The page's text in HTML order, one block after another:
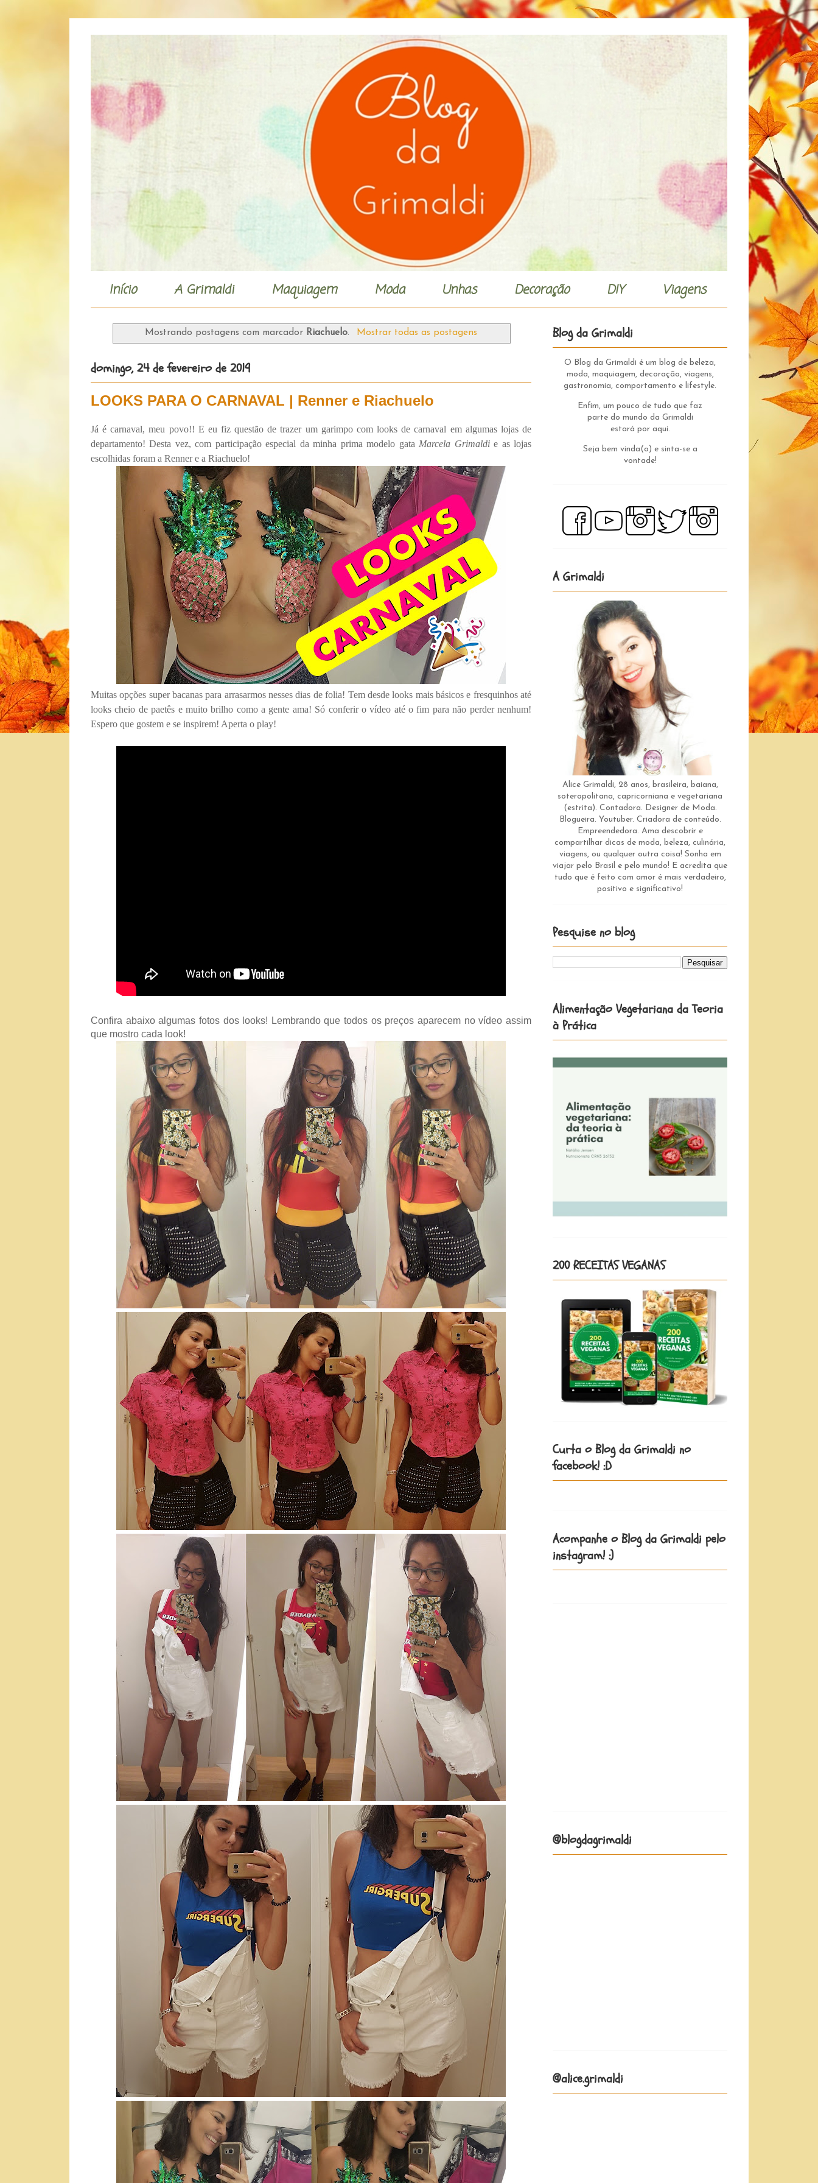
Início A Grimaldi Maquiagem Moda Unhas Decoração DIY Viagens
Mostrando postagens com marcador Riachuelo. Mostrar todas as postagens
domingo, 24 de fevereiro de 2019
LOOKS PARA O CARNAVAL | Renner e Riachuelo
Já é carnaval, meu povo!! E eu fiz questão de trazer um garimpo com looks de carnaval em algumas lojas de
departamento! Desta vez, com participação especial da minha prima modelo gata Marcela Grimaldie as lojas
escolhidas foram a Renner e a Riachuelo!
Muitas opções super bacanas para arrasarmos nesses dias de folia! Tem desde looks mais básicos e fresquinhos até
looks cheio de paetês e muito brilho como a gente ama! Só conferir o vídeo até o fim para não perder nenhum!
Espero que gostem e se inspirem! Aperta o play!
Confira abaixo algumas fotos dos looks! Lembrando que todos os preços aparecem no vídeo assim
que mostro cada look!
Blog da Grimaldi
O Blog da Grimaldi é um blog de beleza,
moda, maquiagem, decoração, viagens,
gastronomia, comportamento e lifestyle.
Enfim, um pouco de tudo que faz
parte do mundo da Grimaldi
estará por aqui.
Seja bem vinda(o) e sinta-se a
vontade!
A Grimaldi
Alice Grimaldi, 28 anos, brasileira, baiana,
soteropolitana, capricorniana e vegetariana
(estrita). Contadora. Designer de Moda.
Blogueira. Youtuber. Criadora de conteúdo.
Empreendedora. Ama descobrir e
compartilhar dicas de moda, beleza, culinária,
viagens, ou qualquer outra coisa! Sonha em
viajar pelo Brasil e pelo mundo! E acredita que
tudo que é feito com amor é mais verdadeiro,
positivo e significativo!
Pesquise no blog
Alimentação Vegetariana da Teoria
à Prática
200 RECEITAS VEGANAS
Curta o Blog da Grimaldi no
facebook! :D
Acompanhe o Blog da Grimaldi pelo
instagram! :)
@blogdagrimaldi
@alice.grimaldi